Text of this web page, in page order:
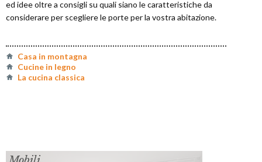
ed idee oltre a consigli su quali siano le caratteristiche da
considerare per scegliere le porte per la vostra abitazione.
Casa in montagna
Cucine in legno
La cucina classica